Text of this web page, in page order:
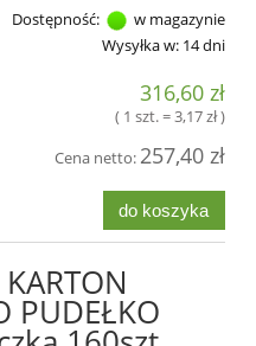
Dostępność:
w magazynie
Wysyłka w: 14 dni
316,60 zł
( 1 szt. = 3,17 zł )
Cena netto: 257,40 zł
do koszyka
PUDEŁKO